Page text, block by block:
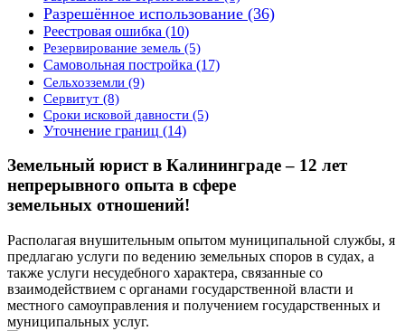
Разрешённое использование (36)
Реестровая ошибка (10)
Резервирование земель (5)
Самовольная постройка (17)
Сельхозземли (9)
Сервитут (8)
Сроки исковой давности (5)
Уточнение границ (14)
Земельный юрист в Калининграде – 12 лет
непрерывного опыта в сфере
земельных отношений!
Располагая внушительным опытом муниципальной службы, я
предлагаю услуги по ведению земельных споров в судах, а
также услуги несудебного характера, связанные со
взаимодействием с органами государственной власти и
местного самоуправления и получением государственных и
муниципальных услуг.